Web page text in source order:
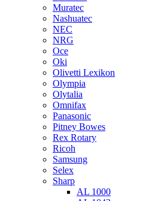
Muratec
Nashuatec
NEC
NRG
Oce
Oki
Olivetti Lexikon
Olympia
Olytalia
Omnifax
Panasonic
Pitney Bowes
Rex Rotary
Ricoh
Samsung
Selex
Sharp
AL 1000